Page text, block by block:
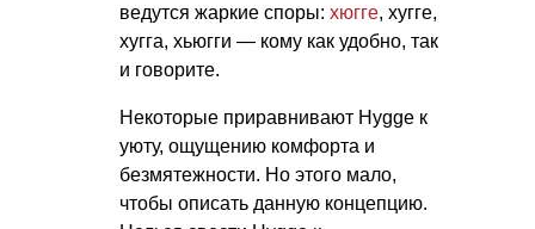
ведутся жаркие споры: хюгге, хугге,
хугга, хьюгги — кому как удобно, так
и говорите.
Некоторые приравнивают Hygge к
уюту, ощущению комфорта и
безмятежности. Но этого мало,
чтобы описать данную концепцию.